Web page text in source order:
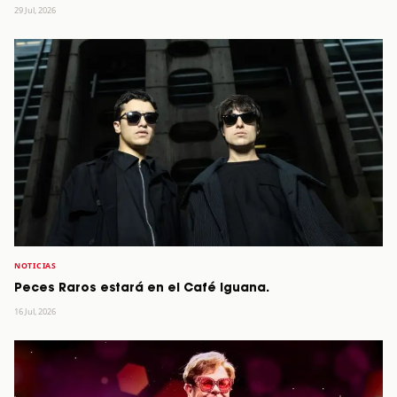
29 Jul, 2026
NOTICIAS
Peces Raros estará en el Café Iguana.
16 Jul, 2026